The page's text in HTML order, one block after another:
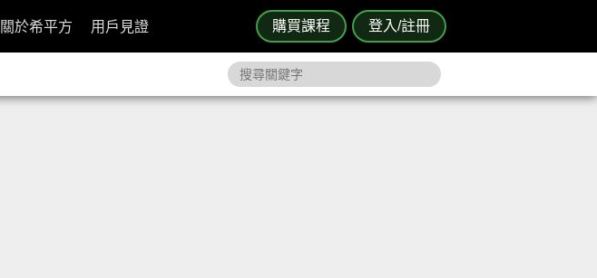
購買課程 登入/註冊
關於希平方 用戶見證